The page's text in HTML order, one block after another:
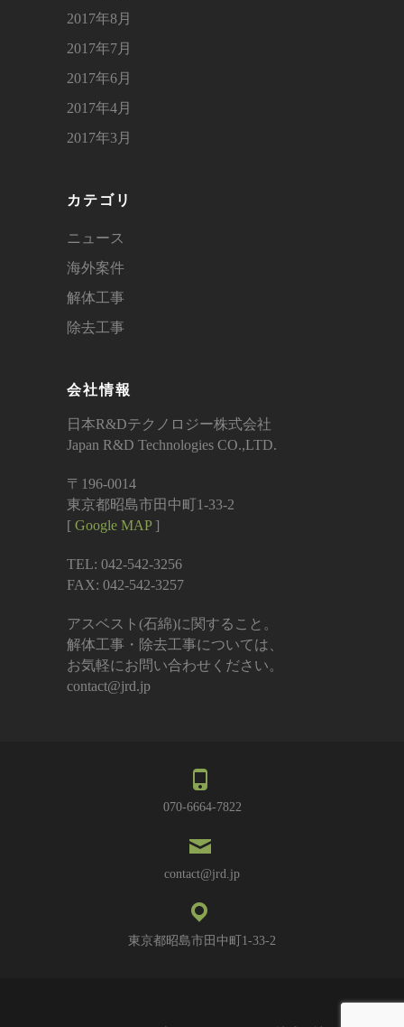
2017年8月
2017年7月
2017年6月
2017年4月
2017年3月
カテゴリ
ニュース
海外案件
解体工事
除去工事
会社情報
日本R&Dテクノロジー株式会社
Japan R&D Technologies CO.,LTD.
〒196-0014
東京都昭島市田中町1-33-2
[ Google MAP]
TEL: 042-542-3256
FAX: 042-542-3257
アスベスト(石綿)に関すること。
解体工事・除去工事については、
お気軽にお問い合わせください。
contact@jrd.jp
070-6664-7822
contact@jrd.jp
東京都昭島市田中町1-33-2